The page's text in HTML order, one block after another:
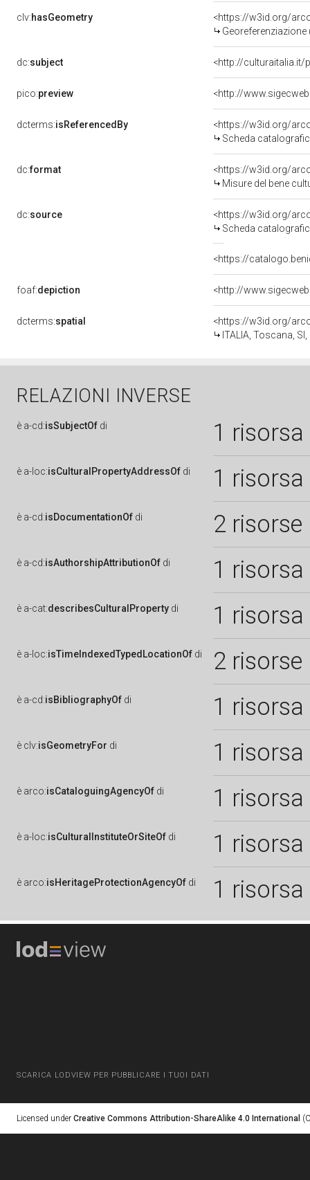
clv:hasGeometry
<https://w3id.org/
dc:subject <http://culturaitalia.it/
pico:preview
dcterms:isReferencedBy
<https://w3id.org/
Scheda
dc:format
<https://w3id.org/
Misure del bene
dc:source
<https://w3id.org/
Scheda
<https://
foaf:depiction
dcterms:spatial
<https://w3id.org/
ITALIA, Toscana, SI,
RELAZIONI INVERSE
è a-cd:isSubjectOf di 1 risorsa
è a-loc:isCulturalPropertyAddressOf di 1 risorsa
è a-cd:isDocumentationOf di 2 risorse
è a-cd:isAuthorshipAttributionOf di 1 risorsa
è a-cat:describesCulturalProperty di 1 risorsa
è a-loc:isTimeIndexedTypedLocationOf di 2 risorse
è a-cd:isBibliographyOf di 1 risorsa
è clv:isGeometryFor di 1 risorsa
è arco:isCataloguingAgencyOf di 1 risorsa
è a-loc:isCulturalInstituteOrSiteOf di 1 risorsa
è arco:isHeritageProtectionAgencyOf di 1 risorsa
SCARICA LODVIEW PER PUBBLICARE I TUOI DATI
Licensed under Creative Commons Attribution-ShareAlike 4.0 International